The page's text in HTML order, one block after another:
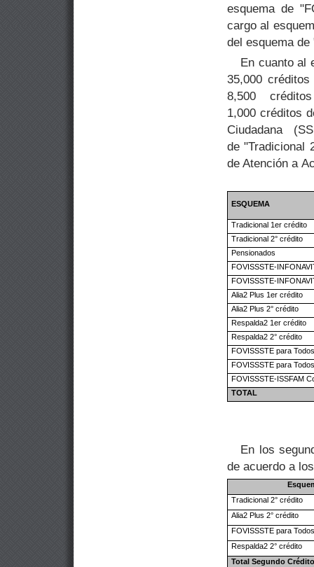
esquema de
cargo al
del esquema
En cuanto al
35,000
8,500
1,000 créditos
Ciudadana
de "Tradicional
de Atención a
ESQUEMA
Tradicional 1er crédito
Tradicional 2° crédito
Pensionados
FOVISSSTE-
FOVISSSTE-
Alia2 Plus 1er crédito
Alia2 Plus 2° crédito
Respalda2 1er crédito
Respalda2 2° crédito
FOVISSSTE para
FOVISSSTE para
FOVISSSTE-ISSFAM
TOTAL
En los
de acuerdo a
Tradicional 2° crédito
Alia2 Plus 2° crédito
FOVISSSTE para
Respalda2 2° crédito
Total Segundo